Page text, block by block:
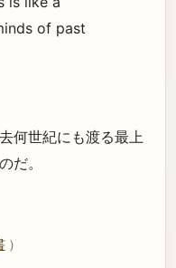
of past
何世紀にも渡る最上
だ。
）